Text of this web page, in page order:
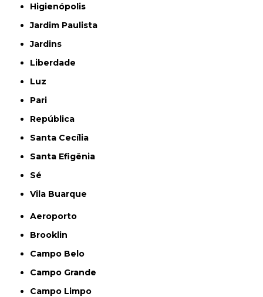
Higienópolis
Jardim Paulista
Jardins
Liberdade
Luz
Pari
República
Santa Cecília
Santa Efigênia
Sé
Vila Buarque
Aeroporto
Brooklin
Campo Belo
Campo Grande
Campo Limpo